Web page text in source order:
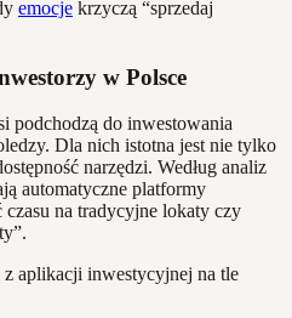
emocje krzyczą “sprzedaj
w Polsce
podchodzą do inwestowania
Dla nich istotna jest nie tylko
narzędzi. Według analiz
automatyczne platformy
na tradycyjne lokaty czy